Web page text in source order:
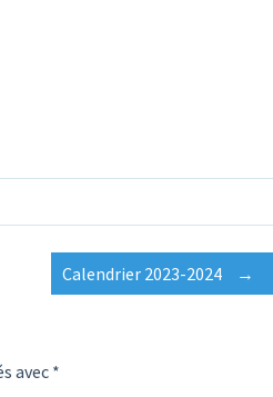
Calendrier 2023-2024 →
avec*